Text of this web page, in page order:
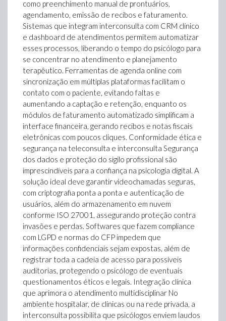
como preenchimento manual de prontuários,
agendamento, emissão de recibos e faturamento.
Sistemas que integram interconsulta com CRM clínico
e dashboard de atendimentos permitem automatizar
esses processos, liberando o tempo do psicólogo para
se concentrar no atendimento e planejamento
terapêutico. Ferramentas de agenda online com
sincronização em múltiplas plataformas facilitam o
contato com o paciente, evitando faltas e
aumentando a captação e retenção, enquanto os
módulos de faturamento automatizado simplificam a
interface financeira, gerando recibos e notas fiscais
eletrônicas com poucos cliques. Conformidade ética e
segurança na teleconsulta e interconsulta Segurança
dos dados e proteção do sigilo profissional são
imprescindíveis para a confiança na psicologia digital. A
solução ideal deve garantir videochamadas seguras,
com criptografia ponta a ponta e autenticação de
usuários, além do armazenamento em nuvem
conforme ISO 27001, assegurando proteção contra
invasões e perdas. Softwares que fazem compliance
com LGPD e normas do CFP impedem que
informações confidenciais sejam expostas, além de
registrar toda a cadeia de acesso para possíveis
auditorias, protegendo o psicólogo de eventuais
questionamentos éticos e legais. Integração clínica
que aprimora o atendimento multidisciplinar No
ambiente hospitalar, de clínicas ou na rede privada, a
interconsulta possibilita que psicólogos enviem laudos